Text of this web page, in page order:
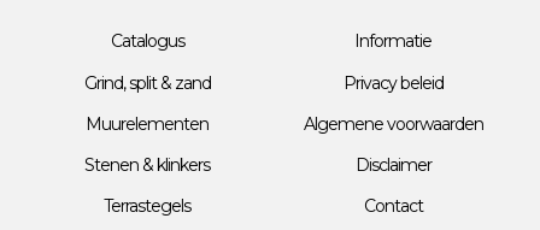
Catalogus
Grind, split & zand
Muurelementen
Stenen & klinkers
Terrastegels
Informatie
Privacy beleid
Algemene voorwaarden
Disclaimer
Contact